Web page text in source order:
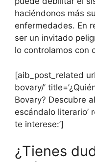
haciéndonos más
enfermedades. En
ser un invitado
lo controlamos con
[aib_post_related
bovary/’
Bovary? Descubre
escándalo literario’
te interese:’]
¿Tienes